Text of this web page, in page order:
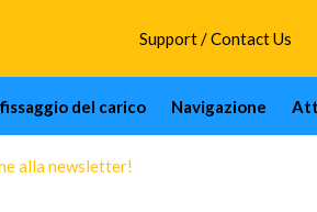
Support / Contact Us
del carico Navigazione
alla newsletter!